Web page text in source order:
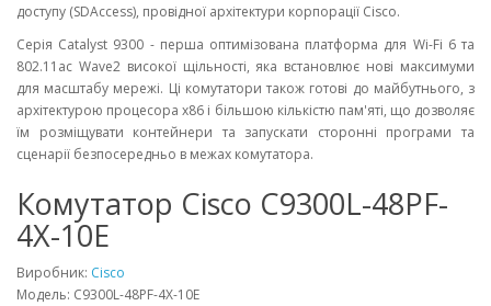
доступу (SDAccess), провідної архітектури корпорації Cisco.
Серія Catalyst 9300 - перша оптимізована платформа для Wi-Fi 6 та
802.11ac Wave2 високої щільності, яка встановлює нові максимуми
для масштабу мережі. Ці комутатори також готові до майбутнього, з
архітектурою процесора x86 і більшою кількістю пам'яті, що дозволяє
їм розміщувати контейнери та запускати сторонні програми та
сценарії безпосередньо в межах комутатора.
Комутатор Cisco C9300L-48PF-
4X-10E
Виробник: Cisco
Модель: C9300L-48PF-4X-10E